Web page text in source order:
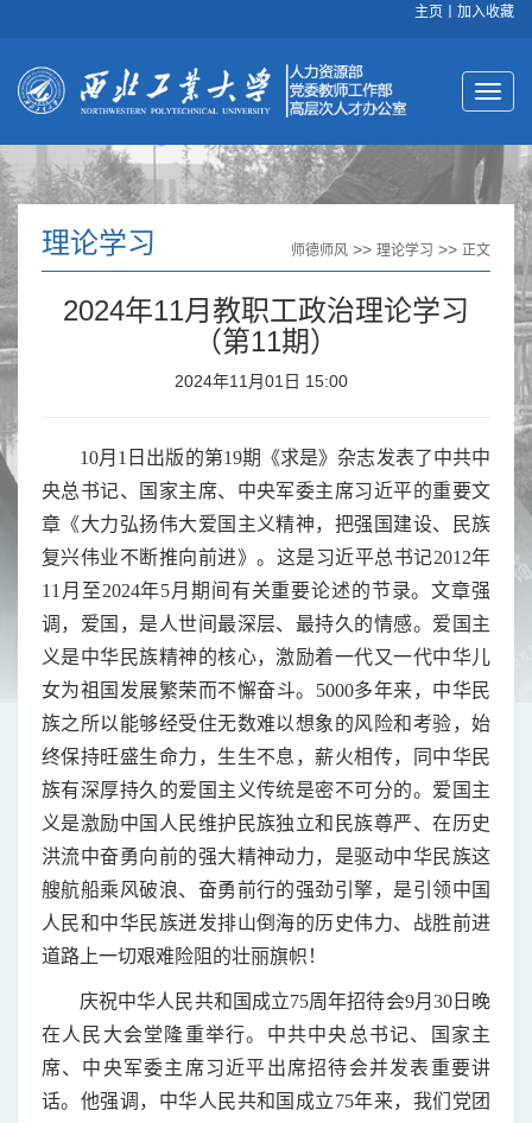
主页 加入收藏
理论学习 师德师风 >> 理论学习 >> 正文
2024年11月教职工政治理论学习
（第11期）
2024年11月01日 15:00
10月1日出版的第19期《求是》杂志发表了中共中
央总书记、国家主席、中央军委主席习近平的重要文
章《大力弘扬伟大爱国主义精神，把强国建设、民族
复兴伟业不断推向前进》。这是习近平总书记2012年
11月至2024年5月期间有关重要论述的节录。文章强
调，爱国，是人世间最深层、最持久的情感。爱国主
义是中华民族精神的核心，激励着一代又一代中华儿
女为祖国发展繁荣而不懈奋斗。5000多年来，中华民
族之所以能够经受住无数难以想象的风险和考验，始
终保持旺盛生命力，生生不息，薪火相传，同中华民
族有深厚持久的爱国主义传统是密不可分的。爱国主
义是激励中国人民维护民族独立和民族尊严、在历史
洪流中奋勇向前的强大精神动力，是驱动中华民族这
艘航船乘风破浪、奋勇前行的强劲引擎，是引领中国
人民和中华民族迸发排山倒海的历史伟力、战胜前进
道路上一切艰难险阻的壮丽旗帜！
庆祝中华人民共和国成立75周年招待会9月30日晚
在人民大会堂隆重举行。中共中央总书记、国家主
席、中央军委主席习近平出席招待会并发表重要讲
话。他强调，中华人民共和国成立75年来，我们党团